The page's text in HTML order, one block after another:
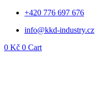
Přejít
obsahu
+420 776 697 676
info@kkd-industry.cz
0 Kč 0 Cart